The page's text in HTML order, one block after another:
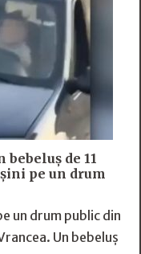
de 11
pe un drum
un drum public din
Un bebeluș